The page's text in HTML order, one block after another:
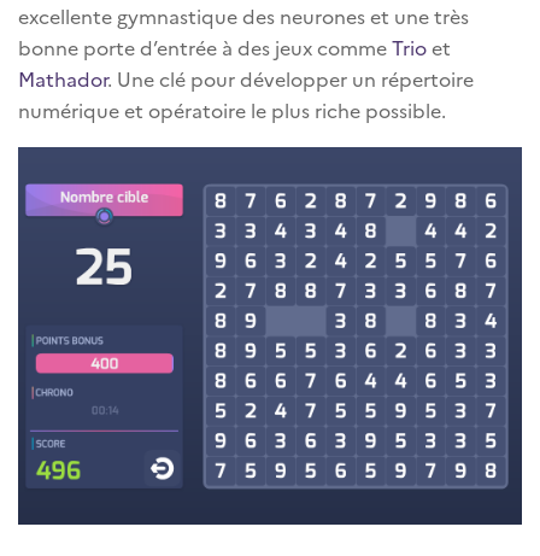
excellente gymnastique des neurones et une très
bonne porte d’entrée à des jeux commeTrioet
Mathador. Une clé pour développer un répertoire
numérique et opératoire le plus riche possible.